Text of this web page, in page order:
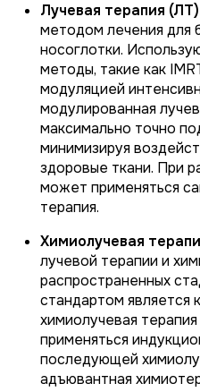
Лучевая терапия
методом лечения для
носоглотки.
методы, такие как
модуляцией
модулированная
максимально точно
минимизируя
здоровые ткани. При
может применяться
терапия.
Химиолучевая
лучевой терапии и
распространенных
стандартом является
химиолучевая
применяться
последующей
адъювантная